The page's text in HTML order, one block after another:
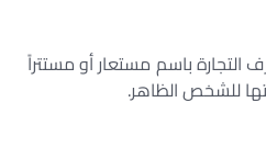
التجارة باسم مستعار أو مستتراً
للشخص الظاهر.